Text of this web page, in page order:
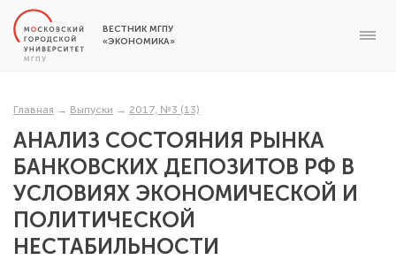
ВЕСТНИК МГПУ
«ЭКОНОМИКА»
Главная → Выпуски → 2017, №3 (13)
АНАЛИЗ СОСТОЯНИЯ РЫНКА
БАНКОВСКИХ ДЕПОЗИТОВ РФ В
УСЛОВИЯХ ЭКОНОМИЧЕСКОЙ И
ПОЛИТИЧЕСКОЙ
НЕСТАБИЛЬНОСТИ